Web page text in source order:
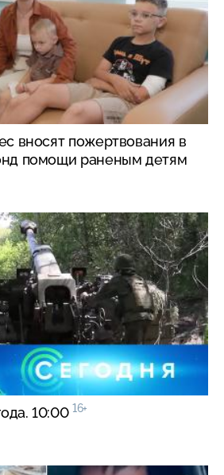
вносят пожертвования в
помощи раненым детям
10:00 16+